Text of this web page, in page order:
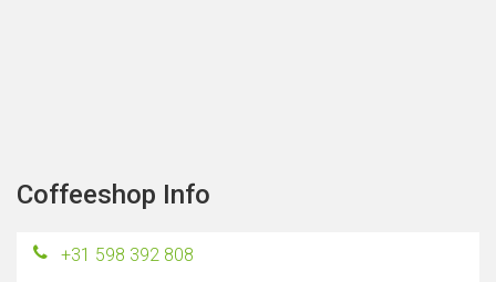
Coffeeshop Info
+31 598 392 808